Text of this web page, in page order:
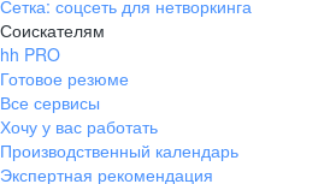
pr@krd.hh.ru
Владивосток
пер. Ланинский д. 4, офис 3.4
+7 423 202-33-28
Сетка: соцсеть для нетворкинга
Соискателям
hh PRO
Готовое резюме
Все сервисы
Хочу у вас работать
Производственный календарь
Экспертная рекомендация